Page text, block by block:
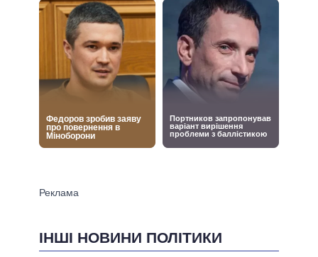
ІНШІ НОВИНИ ПОЛІТИКИ